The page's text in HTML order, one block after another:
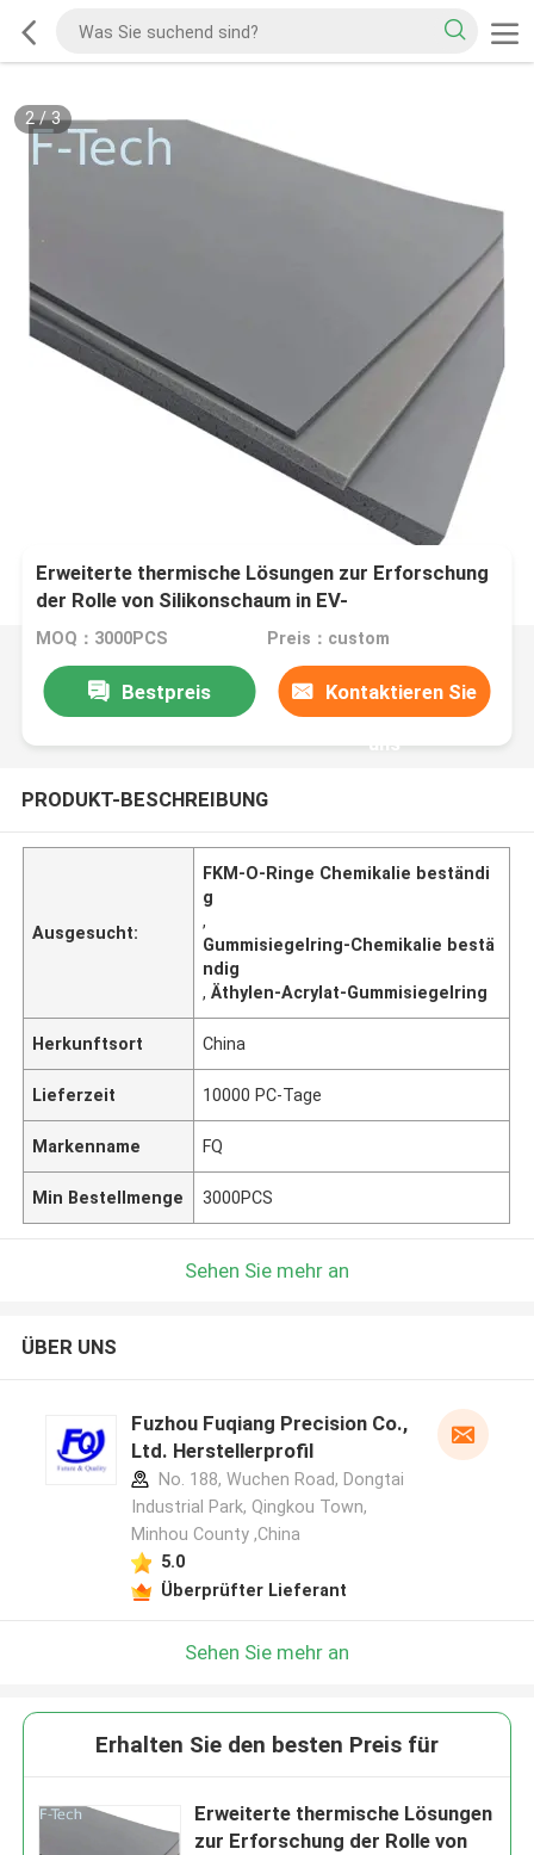
2/3
Erweiterte thermische Lösungen zur Erforschung
der Rolle von Silikonschaum in EV-
Batteriesystemen
MOQ：3000PCS Preis：custom
Bestpreis Kontaktieren Sie
uns
PRODUKT-BESCHREIBUNG
Ausgesucht:
FKM-O-Ringe Chemikalie beständi
g
,
Gummisiegelring-Chemikalie bestä
ndig
,Äthylen-Acrylat-Gummisiegelring
Herkunftsort China
Lieferzeit 10000 PC-Tage
Markenname FQ
Min Bestellmenge 3000PCS
Sehen Sie mehr an
ÜBER UNS
Fuzhou Fuqiang Precision Co.,
Ltd. Herstellerprofil
No. 188, Wuchen Road, Dongtai
Industrial Park, Qingkou Town,
Minhou County ,China
5.0
Überprüfter Lieferant
Sehen Sie mehr an
Erhalten Sie den besten Preis für
Erweiterte thermische Lösungen
zur Erforschung der Rolle von